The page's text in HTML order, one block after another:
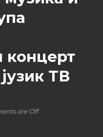
концерт
ТВ
are Off